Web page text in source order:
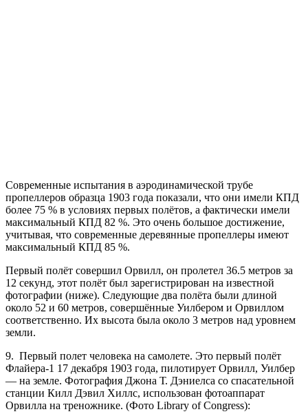
Современные испытания в аэродинамической трубе
пропеллеров образца 1903 года показали, что они имели КПД
более 75 % в условиях первых полётов, а фактически имели
максимальный КПД 82 %. Это очень большое достижение,
учитывая, что современные деревянные пропеллеры имеют
максимальный КПД 85 %.
Первый полёт совершил Орвилл, он пролетел 36.5 метров за
12 секунд, этот полёт был зарегистрирован на известной
фотографии (ниже). Следующие два полёта были длиной
около 52 и 60 метров, совершённые Уилбером и Орвиллом
соответственно. Их высота была около 3 метров над уровнем
земли.
9. Первый полет человека на самолете. Это первый полёт
Флайера-1 17 декабря 1903 года, пилотирует Орвилл, Уилбер
— на земле. Фотография Джона Т. Дэниелса со спасательной
станции Килл Дэвил Хиллс, использован фотоаппарат
Орвилла на треножнике. (Фото Library of Congress):